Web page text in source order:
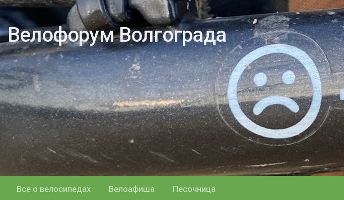
Велофорум Волгограда
Все о велосипедах Велоафиша Песочница